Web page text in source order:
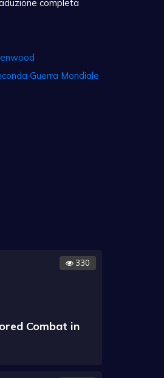
completa
Guerra Mondiale
330
Combat in